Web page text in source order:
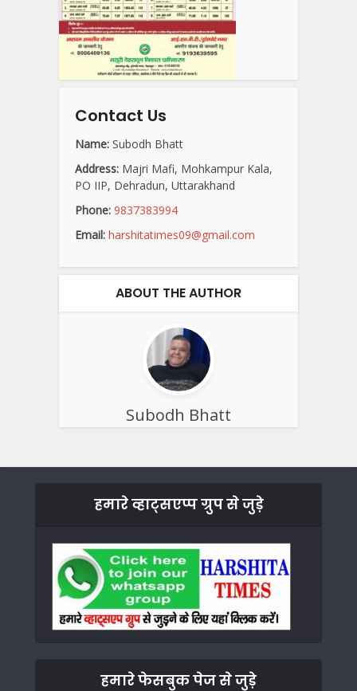
Contact Us
Name: Subodh Bhatt
Address: Majri Mafi, Mohkampur Kala,
PO IIP, Dehradun, Uttarakhand
Phone: 9837383994
Email: harshitatimes09@gmail.com
ABOUT THE AUTHOR
Subodh Bhatt
हमारे व्हाट्सएप्प ग्रुप से जुड़े
हमारे फेसबुक पेज से जुड़े